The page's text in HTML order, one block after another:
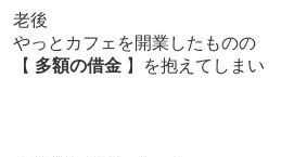
老後
やっとカフェを開業したものの
【 多額の借金】を抱えてしまい